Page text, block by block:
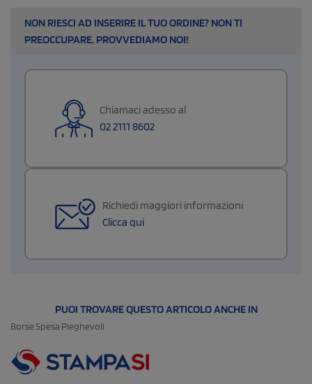
NON RIESCI AD INSERIRE IL TUO ORDINE? NON TI
PREOCCUPARE, PROVVEDIAMO NOI!
Chiamaci adesso al
02 2111 8602
Richiedi maggiori informazioni
Clicca qui
PUOI TROVARE QUESTO ARTICOLO ANCHE IN
Borse Spesa Pieghevoli